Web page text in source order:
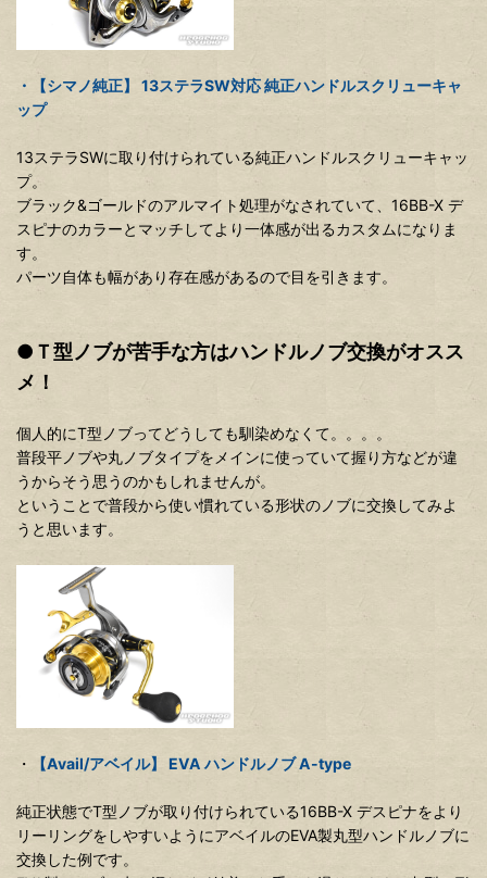
・【シマノ純正】 13ステラSW対応 純正ハンドルスクリューキャ
ップ
13ステラSWに取り付けられている純正ハンドルスクリューキャッ
プ。
ブラック&ゴールドのアルマイト処理がなされていて、16BB-X デ
スピナのカラーとマッチしてより一体感が出るカスタムになりま
す。
パーツ自体も幅があり存在感があるので目を引きます。
●Ｔ型ノブが苦手な方はハンドルノブ交換がオスス
メ！
個人的にT型ノブってどうしても馴染めなくて。。。。
普段平ノブや丸ノブタイプをメインに使っていて握り方などが違
うからそう思うのかもしれませんが。
ということで普段から使い慣れている形状のノブに交換してみよ
うと思います。
・ 【Avail/アベイル】 EVA ハンドルノブ A-type
純正状態でT型ノブが取り付けられている16BB-X デスピナをより
リーリングをしやすいようにアベイルのEVA製丸型ハンドルノブに
交換した例です。